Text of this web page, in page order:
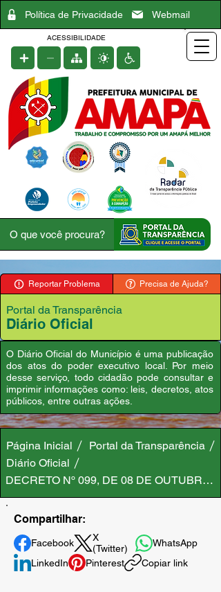
Política de Privacidade Webmail
ACESSIBILIDADE
Reportar Problema Precisa de Ajuda?
Portal da Transparência
Diário Oficial
O Diário Oficial do Município é uma publicação
dos atos do poder executivo local. Por meio
desse serviço, todo cidadão pode consultar e
imprimir informações como: leis, decretos, atos
públicos, entre outras ações.
Página Inicial
Portal da Transparência
Diário Oficial
DECRETO Nº 099, DE 08 DE OUTUBRO
Compartilhar:
Facebook
X
(Twitter)
WhatsApp
LinkedIn
Pinterest Copiar link